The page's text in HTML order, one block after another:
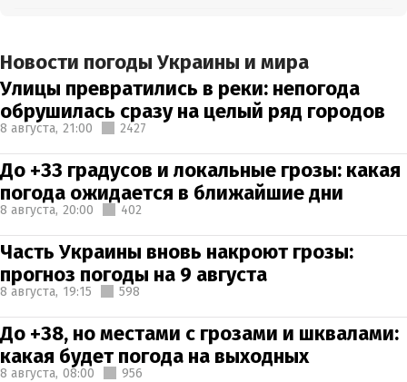
Новости погоды Украины и мира
Улицы превратились в реки: непогода
обрушилась сразу на целый ряд городов
8 августа, 21:00 2427
До +33 градусов и локальные грозы: какая
погода ожидается в ближайшие дни
8 августа, 20:00 402
Часть Украины вновь накроют грозы:
прогноз погоды на 9 августа
8 августа, 19:15 598
До +38, но местами с грозами и шквалами:
какая будет погода на выходных
8 августа, 08:00 956